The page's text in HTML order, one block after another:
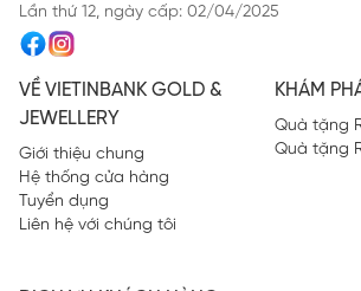
Lần thứ 12, ngày cấp: 02/04/2025
VỀ VIETINBANK GOLD &
JEWELLERY
Giới thiệu chung
Hệ thống cửa hàng
Tuyển dụng
Liên hệ với chúng tôi
KHÁM
Quà tặng
Quà tặng